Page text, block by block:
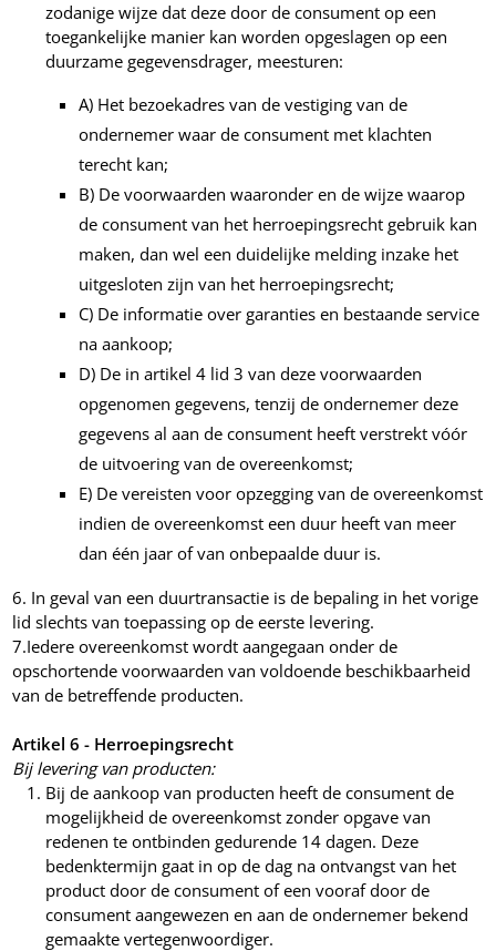
zodanige wijze dat deze door de consument op een
toegankelijke manier kan worden opgeslagen op een
duurzame gegevensdrager, meesturen:
A) Het bezoekadres van de vestiging van de
ondernemer waar de consument met klachten
terecht kan;
B) De voorwaarden waaronder en de wijze waarop
de consument van het herroepingsrecht gebruik kan
maken, dan wel een duidelijke melding inzake het
uitgesloten zijn van het herroepingsrecht;
C) De informatie over garanties en bestaande service
na aankoop;
D) De in artikel 4 lid 3 van deze voorwaarden
opgenomen gegevens, tenzij de ondernemer deze
gegevens al aan de consument heeft verstrekt vóór
de uitvoering van de overeenkomst;
E) De vereisten voor opzegging van de overeenkomst
indien de overeenkomst een duur heeft van meer
dan één jaar of van onbepaalde duur is.
6. In geval van een duurtransactie is de bepaling in het vorige
lid slechts van toepassing op de eerste levering.
7.Iedere overeenkomst wordt aangegaan onder de
opschortende voorwaarden van voldoende beschikbaarheid
van de betreffende producten.
Artikel 6 - Herroepingsrecht
Bij levering van producten:
Bij de aankoop van producten heeft de consument de
mogelijkheid de overeenkomst zonder opgave van
redenen te ontbinden gedurende 14 dagen. Deze
bedenktermijn gaat in op de dag na ontvangst van het
product door de consument of een vooraf door de
consument aangewezen en aan de ondernemer bekend
gemaakte vertegenwoordiger.